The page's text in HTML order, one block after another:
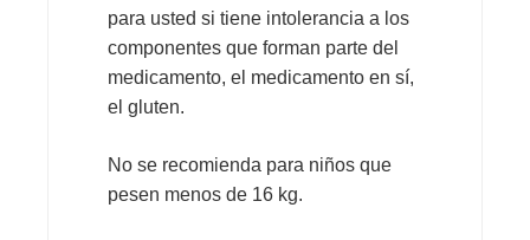
para usted si tiene intolerancia a los
componentes que forman parte del
medicamento, el medicamento en sí,
el gluten.
No se recomienda para niños que
pesen menos de 16 kg.